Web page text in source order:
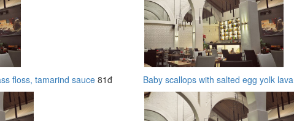
floss, tamarind sauce 81đ Baby scallops with salted egg yolk lava